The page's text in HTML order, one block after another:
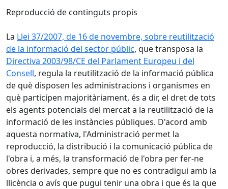
Reproducció de continguts propis
La Llei 37/2007, de 16 de novembre, sobre reutilització
de la informació del sector públic, que transposa la
Directiva 2003/98/CE del Parlament Europeu i del
Consell, regula la reutilització de la informació pública
de què disposen les administracions i organismes en
què participen majoritàriament, és a dir, el dret de tots
els agents potencials del mercat a la reutilització de la
informació de les instàncies públiques. D'acord amb
aquesta normativa, l'Administració permet la
reproducció, la distribució i la comunicació pública de
l'obra i, a més, la transformació de l'obra per fer-ne
obres derivades, sempre que no es contradigui amb la
llicència o avís que pugui tenir una obra i que és la que